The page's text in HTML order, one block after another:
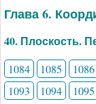
Глава 6.
40. Плоскость.
1084 1085 1086
1093
1094 1095